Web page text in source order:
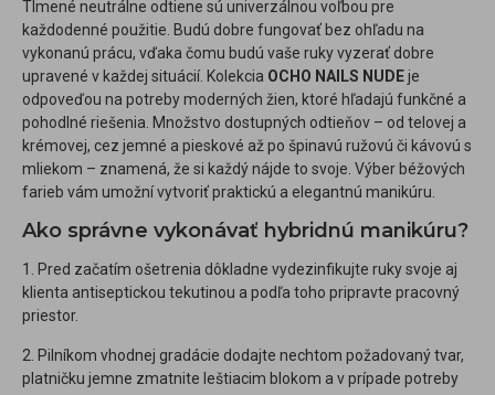
Tlmené neutrálne odtiene sú univerzálnou voľbou pre
každodenné použitie. Budú dobre fungovať bez ohľadu na
vykonanú prácu, vďaka čomu budú vaše ruky vyzerať dobre
upravené v každej situácií. Kolekcia OCHO NAILS NUDEje
odpoveďou na potreby moderných žien, ktoré hľadajú funkčné a
pohodlné riešenia. Množstvo dostupných odtieňov – od telovej a
krémovej, cez jemné a pieskové až po špinavú ružovú či kávovú s
mliekom – znamená, že si každý nájde to svoje. Výber béžových
farieb vám umožní vytvoriť praktickú a elegantnú manikúru.
Ako správne vykonávať hybridnú manikúru?
1. Pred začatím ošetrenia dôkladne vydezinfikujte ruky svoje aj
klienta antiseptickou tekutinou a podľa toho pripravte pracovný
priestor.
2. Pilníkom vhodnej gradácie dodajte nechtom požadovaný tvar,
platničku jemne zmatnite leštiacim blokom a v prípade potreby